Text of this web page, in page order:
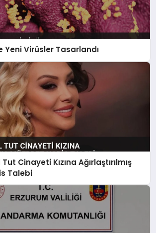
Yeni Virüsler Tasarlandı
Cinayeti Kızına Ağırlaştırılmış
Talebi